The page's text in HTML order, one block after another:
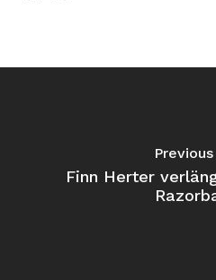
Finn Herter